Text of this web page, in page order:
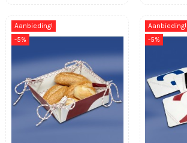
Aanbieding!
-5%
Aanbieding!
-5%